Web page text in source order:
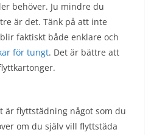
behöver. Ju mindre du
är det. Tänk på att inte
faktiskt både enklare och
för tungt. Det är bättre att
är flyttstädning något som du
om du själv vill flyttstäda